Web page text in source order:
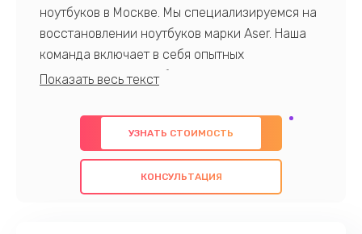
ноутбуков в Москве. Мы специализируемся на
восстановлении ноутбуков марки Aser. Наша
команда включает в себя опытных
профессионалов с обширными знаниями и
предлагаем быстрый и качественный ремонт с
использованием оригинальных компонентов, а
также гарантируем качество всех
проведенных работ. Наша цель - предоставить
УЗНАТЬ СТОИМОСТЬ
КОНСУЛЬТАЦИЯ